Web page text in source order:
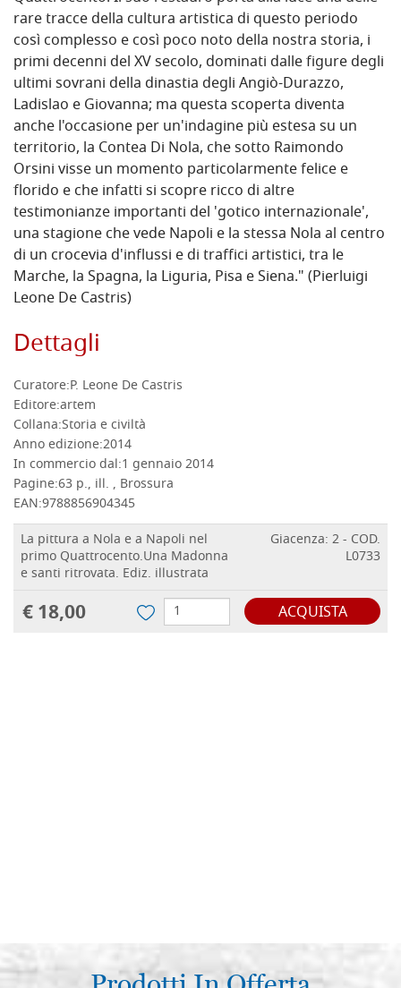
rare tracce della cultura artistica di questo periodo
così complesso e così poco noto della nostra storia, i
primi decenni del XV secolo, dominati dalle figure degli
ultimi sovrani della dinastia degli Angiò-Durazzo,
Ladislao e Giovanna; ma questa scoperta diventa
anche l'occasione per un'indagine più estesa su un
territorio, la Contea Di Nola, che sotto Raimondo
Orsini visse un momento particolarmente felice e
florido e che infatti si scopre ricco di altre
testimonianze importanti del 'gotico internazionale',
una stagione che vede Napoli e la stessa Nola al centro
di un crocevia d'influssi e di traffici artistici, tra le
Marche, la Spagna, la Liguria, Pisa e Siena." (Pierluigi
Leone De Castris)
Dettagli
Curatore:P. Leone De Castris
Editore:artem
Collana:Storia e civiltà
Anno edizione:2014
In commercio dal:1 gennaio 2014
Pagine:63 p., ill. , Brossura
EAN:9788856904345
La pittura a Nola e a Napoli nel
primo Quattrocento.Una Madonna
e santi ritrovata. Ediz. illustrata
Giacenza: 2 - COD.
L0733
€ 18,00 ACQUISTA